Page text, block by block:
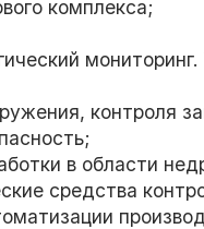
комплекса;
мониторинг.
контроля
в области
средства